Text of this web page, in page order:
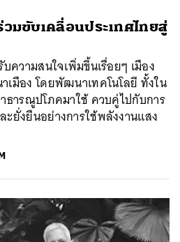
มขับเคลื่อนประเทศไทยสู่
ความสนใจเพิ่มขึ้นเรื่อยๆ เมือง
มือง โดยพัฒนาเทคโนโลยี ทั้งใน
ารณูปโภคมาใช้ ควบคู่ไปกับการ
ยั่งยืนอย่างการใช้พลังงานแสง